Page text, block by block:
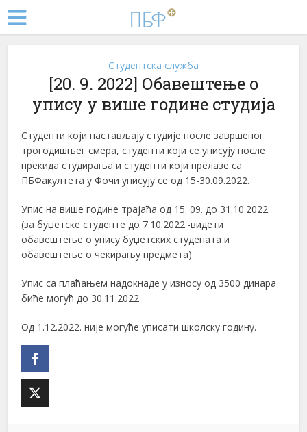
Студентска служба
[20. 9. 2022] Обавештење о
упису у више године студија
Студенти који настављају студије после завршеног
трогодишњег смера, студенти који се уписују после
прекида студирања и студенти који прелазе са
ПБФакултета у Фочи уписују се од 15-30.09.2022.
Упис на више године трајаћа од 15. 09. до 31.10.2022.
(за буџетске студенте до 7.10.2022.-видети
обавештење о упису буџетских студената и
обавештење о чекирању предмета)
Упис са плаћањем надокнаде у износу од 3500 динара
биће могућ до 30.11.2022.
Од 1.12.2022. није могуће уписати школску годину.